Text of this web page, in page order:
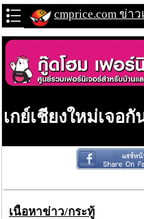
cmprice.com ข่า
เกย์เชียงใหม่เจอ
เนื้อหาข่าว/กระทู้